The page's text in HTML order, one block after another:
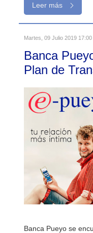
Leer más
Martes, 09 Julio 2019 17:00
Banca
Plan de
Banca Pueyo se